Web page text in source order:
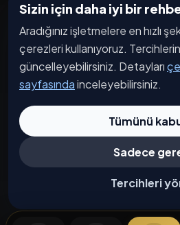
Sizin için daha iyi bir
Aradığınız işletmelere en hızlı
çerezleri kullanıyoruz.
güncelleyebilirsiniz. Detayları
sayfasındainceleyebilirsiniz.
Tümünü
Sadece
Tercihleri
İptal / İade Koşulları
Hizmet Şartları
Gizlilik Politikası
Üyelik Sözleşmesi
Kişisel Veri Koruma
© 2026 Caddesi.com. Tüm hakları